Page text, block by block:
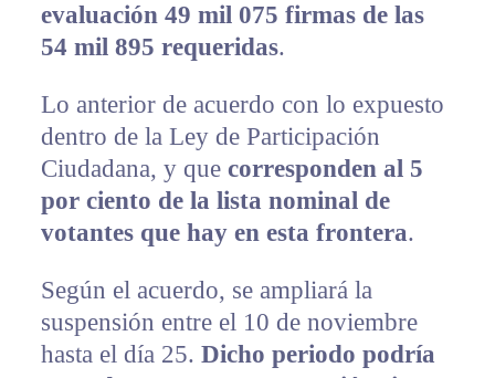
evaluación 49 mil 075 firmas de las
54 mil 895 requeridas.
Lo anterior de acuerdo con lo expuesto
dentro de la Ley de Participación
Ciudadana, y que corresponden al 5
por ciento de la lista nominal de
votantes que hay en esta frontera.
Según el acuerdo, se ampliará la
suspensión entre el 10 de noviembre
hasta el día 25. Dicho periodo podría